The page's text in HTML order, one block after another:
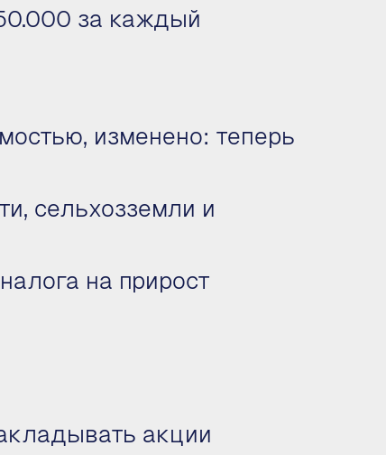
за каждый
изменено: теперь
сельхозземли и
на прирост
акции